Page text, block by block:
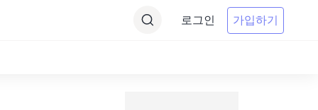
로그인 가입하기